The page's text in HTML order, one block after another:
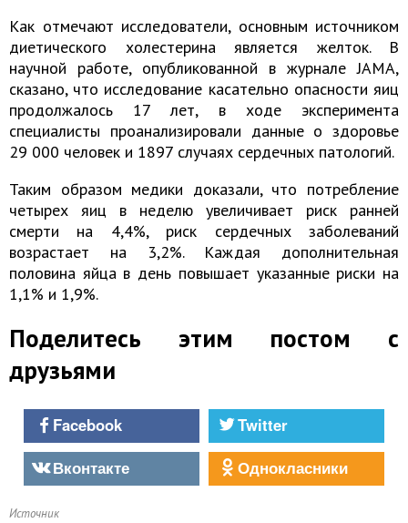
Как отмечают исследователи, основным источником
диетического холестерина является желток. В
научной работе, опубликованной в журнале JAMA,
сказано, что исследование касательно опасности яиц
продолжалось 17 лет, в ходе эксперимента
специалисты проанализировали данные о здоровье
29 000 человек и 1897 случаях сердечных патологий.
Таким образом медики доказали, что потребление
четырех яиц в неделю увеличивает риск ранней
смерти на 4,4%, риск сердечных заболеваний
возрастает на 3,2%. Каждая дополнительная
половина яйца в день повышает указанные риски на
1,1% и 1,9%.
Поделитесь этим постом с
друзьями
Facebook
Twitter
Вконтакте
Однокласники
Источник